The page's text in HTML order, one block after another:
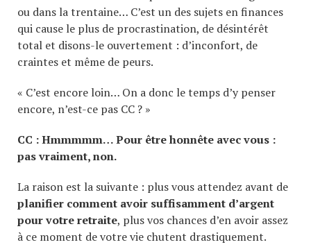
ou dans la trentaine… C’est un des sujets en finances
qui cause le plus de procrastination, de désintérêt
total et disons-le ouvertement : d’inconfort, de
craintes et même de peurs.
« C’est encore loin… On a donc le temps d’y penser
encore, n’est-ce pas CC ? »
CC : Hmmmmm… Pour être honnête avec vous :
pas vraiment, non.
La raison est la suivante : plus vous attendez avant de
planifier comment avoir suffisamment d’argent
pour votre retraite, plus vos chances d’en avoir assez
à ce moment de votre vie chutent drastiquement.